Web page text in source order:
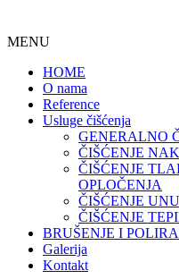
MENU
HOME
O nama
Reference
Usluge čišćenja
GENERALNO
ČIŠĆENJE
ČIŠĆENJE
OPLOČENJA
ČIŠĆENJE
ČIŠĆENJE
BRUŠENJE I
Galerija
Kontakt